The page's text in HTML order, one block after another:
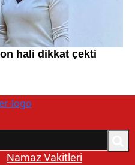
Namaz Vakitleri